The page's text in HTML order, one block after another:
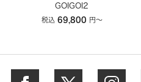
GOIGOI2
税込 69,800 円〜